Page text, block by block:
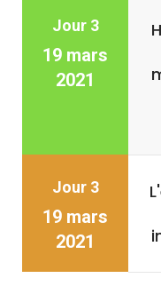
Jour 3
19 mars
2021
Jour 3
19 mars
2021